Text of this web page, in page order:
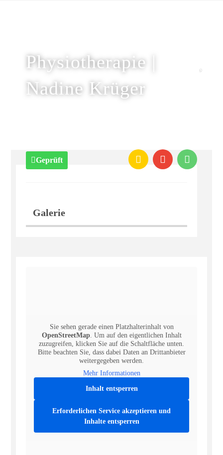
Physiotherapie |
Nadine Krüger
Geprüft
Galerie
Sie sehen gerade einen Platzhalterinhalt von
OpenStreetMap. Um auf den eigentlichen Inhalt
zuzugreifen, klicken Sie auf die Schaltfläche unten.
Bitte beachten Sie, dass dabei Daten an Drittanbieter
weitergegeben werden.
Mehr Informationen
Inhalt entsperren
Erforderlichen Service akzeptieren und
Inhalte entsperren